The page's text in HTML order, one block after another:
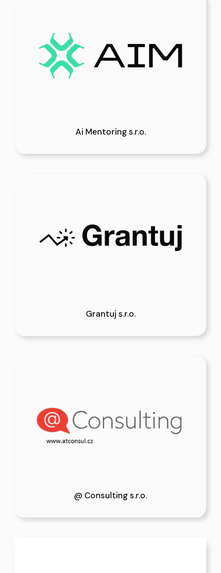
Ai Mentoring s.r.o.
Grantuj s.r.o.
@ Consulting s.r.o.